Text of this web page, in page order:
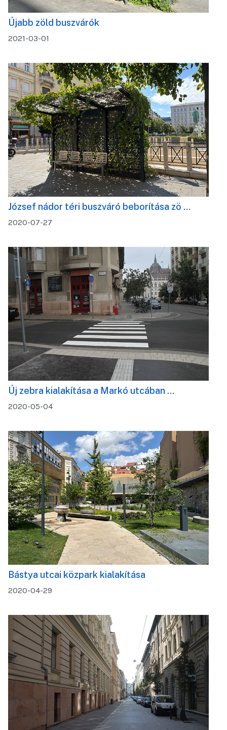
Újabb zöld buszvárók
2021-03-01
József nádor téri buszváró beborítása zö …
2020-07-27
Új zebra kialakítása a Markó utcában …
2020-05-04
Bástya utcai közpark kialakítása
2020-04-29